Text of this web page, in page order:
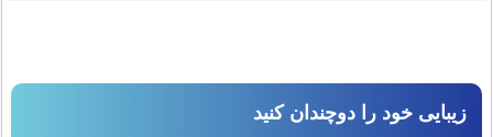
زیبایی خود را دوچندان کنید